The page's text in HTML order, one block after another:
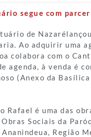
segue com
de
Ao adquirir uma
colabora com o
agenda, à venda é
(Anexo da
Rafael é uma das
Sociais da
Ananindeua, Região